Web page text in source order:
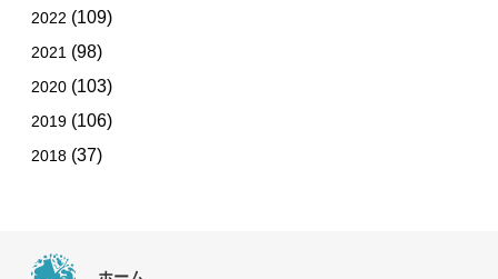
2022 (109)
2021 (98)
2020 (103)
2019 (106)
2018 (37)